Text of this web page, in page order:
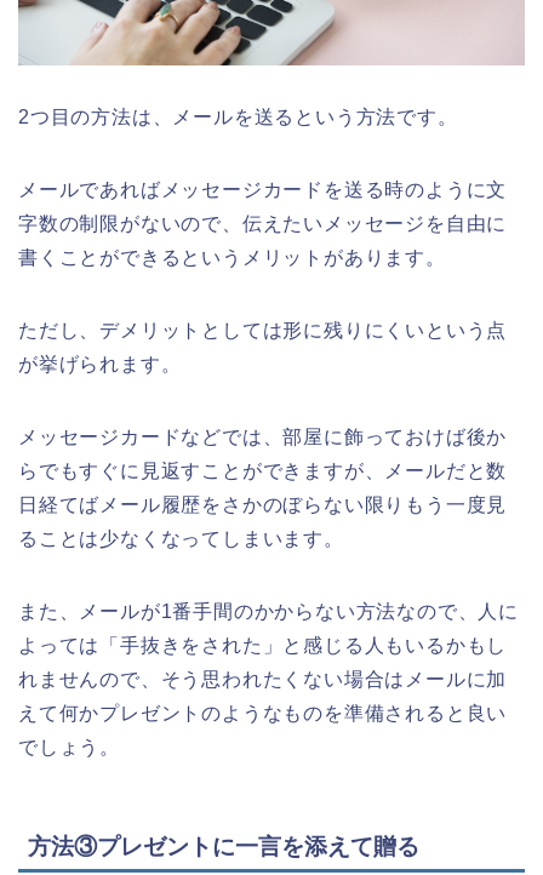
2つ目の方法は、メールを送るという方法です。
メールであればメッセージカードを送る時のように文
字数の制限がないので、伝えたいメッセージを自由に
書くことができるというメリットがあります。
ただし、デメリットとしては形に残りにくいという点
が挙げられます。
メッセージカードなどでは、部屋に飾っておけば後か
らでもすぐに見返すことができますが、メールだと数
日経てばメール履歴をさかのぼらない限りもう一度見
ることは少なくなってしまいます。
また、メールが1番手間のかからない方法なので、人に
よっては「手抜きをされた」と感じる人もいるかもし
れませんので、そう思われたくない場合はメールに加
えて何かプレゼントのようなものを準備されると良い
でしょう。
方法③プレゼントに一言を添えて贈る